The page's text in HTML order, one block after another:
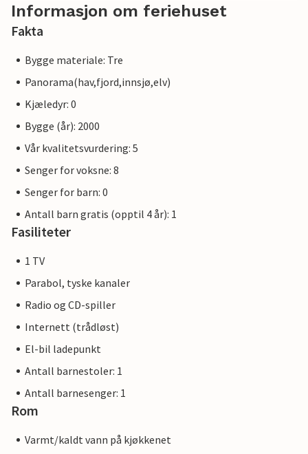
Informasjon om feriehuset
Fakta
Bygge materiale: Tre
Panorama(hav,fjord,innsjø,elv)
Kjæledyr: 0
Bygge (år): 2000
Vår kvalitetsvurdering: 5
Senger for voksne: 8
Senger for barn: 0
Antall barn gratis (opptil 4 år): 1
Fasiliteter
1 TV
Parabol, tyske kanaler
Radio og CD-spiller
Internett (trådløst)
El-bil ladepunkt
Antall barnestoler: 1
Antall barnesenger: 1
Rom
Varmt/kaldt vann på kjøkkenet